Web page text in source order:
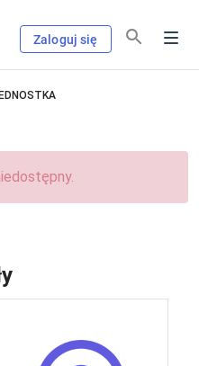
Zaloguj się